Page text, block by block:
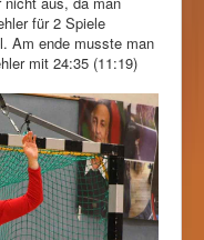
für 2 Spiele
Am ende musste man
mit 24:35 (11:19)